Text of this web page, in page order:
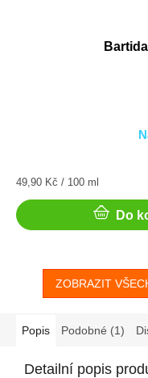
Měrná
49,90 Kč / 100 ml
Do
ZOBRAZIT
Popis Podobné (1)
Detailní popis